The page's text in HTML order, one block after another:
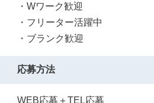
・Wワーク歓迎
・フリーター活躍中
・ブランク歓迎
応募方法
WEB応募＋TEL応募